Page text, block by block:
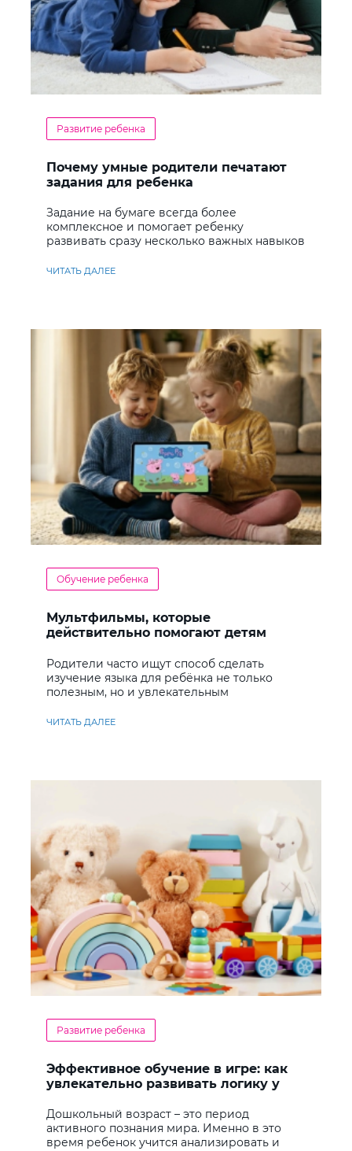
Развитие ребенка
Почему умные родители печатают
задания для ребенка
Задание на бумаге всегда более
комплексное и помогает ребенку
развивать сразу несколько важных навыков
ЧИТАТЬ ДАЛЕЕ
Обучение ребенка
Мультфильмы, которые
действительно помогают детям
Родители часто ищут способ сделать
изучение языка для ребёнка не только
полезным, но и увлекательным
ЧИТАТЬ ДАЛЕЕ
Развитие ребенка
Эффективное обучение в игре: как
увлекательно развивать логику у
Дошкольный возраст – это период
активного познания мира. Именно в это
время ребенок учится анализировать и